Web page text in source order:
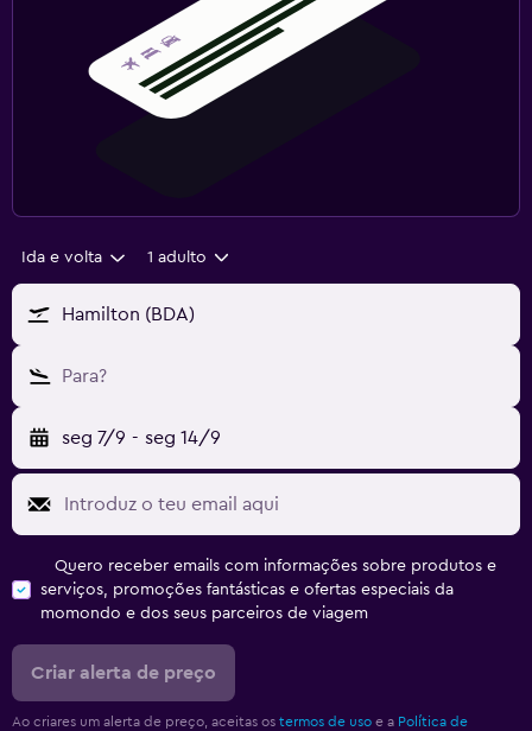
Ida e volta 1 adulto
Hamilton (BDA)
Para?
seg 7/9 - seg 14/9
Quero receber emails com informações sobre produtos e
serviços, promoções fantásticas e ofertas especiais da
momondo e dos seus parceiros de viagem
Criar alerta de preço
Ao criares um alerta de preço, aceitas os termos de uso e a Política de